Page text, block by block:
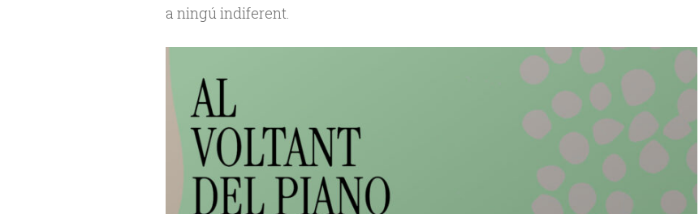
a ningú indiferent.